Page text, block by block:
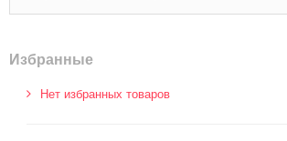
Избранные
Нет избранных товаров